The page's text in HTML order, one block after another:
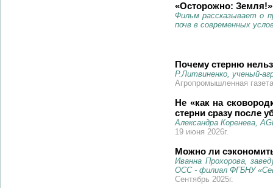
«Осторожно: Земля!»
Фильм рассказывает о
почв в современных
Почему стерню
Р.Литвиненко, ученый-
Агропромышленная
Не «как на
стерни сразу после
Александра Коренева,
19 июня 2026г.
Можно ли
Иванна Прохорова,
ОСС - филиал ФГБНУ
Сентябрь 2025г.